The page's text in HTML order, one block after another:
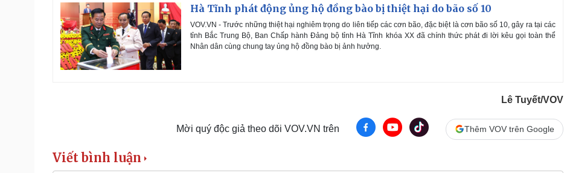
Hà Tĩnh phát động ủng hộ đồng bào bị thiệt hại do bão số 10
VOV.VN - Trước những thiệt hại nghiêm trọng do liên tiếp các cơn bão, đặc biệt là cơn bão số 10, gây ra tại các
tỉnh Bắc Trung Bộ, Ban Chấp hành Đảng bộ tỉnh Hà Tĩnh khóa XX đã chính thức phát đi lời kêu gọi toàn thể
Nhân dân cùng chung tay ủng hộ đồng bào bị ảnh hưởng.
Lê Tuyết/VOV
Mời quý độc giả theo dõi VOV.VN trên Thêm VOV trên Google
Viết bình luận